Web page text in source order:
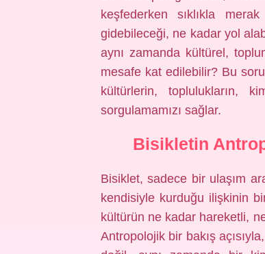
keşfederken sıklıkla
gidebileceği, ne kadar yol
aynı zamanda kültürel,
mesafe kat edilebilir? Bu
kültürlerin, toplulukların,
sorgulamamızı sağlar.
Bisikletin
Bisiklet, sadece bir ulaşım
kendisiyle kurduğu ilişkinin
kültürün ne kadar hareketli,
Antropolojik bir bakış